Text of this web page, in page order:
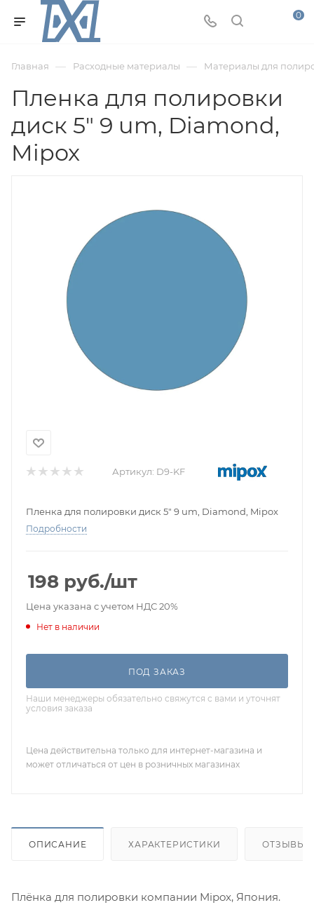
0
Главная — Расходные материалы — Материалы для
Пленка для полировки
диск 5" 9 um, Diamond,
Mipox
Артикул: D9-KF
Пленка для полировки диск 5" 9 um, Diamond, Mipox
Подробности
198 руб./шт
Цена указана с учетом НДС 20%
Нет в наличии
ПОД ЗАКАЗ
Наши менеджеры обязательно свяжутся с вами и уточнят
условия заказа
Цена действительна только для интернет-магазина и
может отличаться от цен в розничных магазинах
ОПИСАНИЕ ХАРАКТЕРИСТИКИ ОТЗЫВЫ
Плёнка для полировки компании Mipox, Япония.